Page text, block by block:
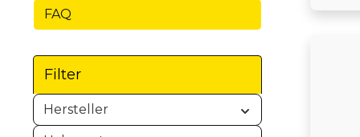
FAQ
Filter
Hersteller